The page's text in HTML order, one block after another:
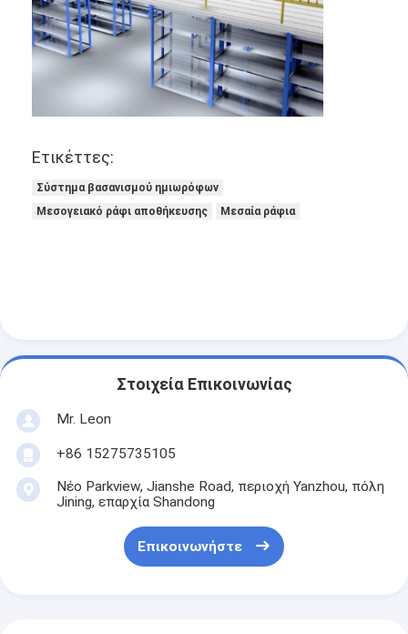
χάλυβα
αλουμινένιες παλέτες
κιβώτιο παλετών μετάλλων
Ετικέττες:
Σύστημα βασανισμού ημιωρόφων
Μεσογειακό ράφι αποθήκευσης
Μεσαία ράφια
Στοιχεία Επικοινωνίας
Mr. Leon
+86 15275735105
Νέο Parkview, Jianshe Road, περιοχή Yanzhou, πόλη
Jining, επαρχία Shandong
Επικοινωνήστε